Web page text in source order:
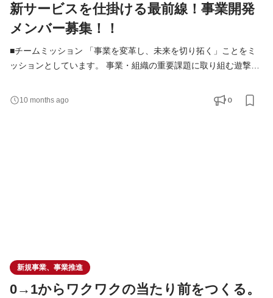
新サービスを仕掛ける最前線！事業開発
メンバー募集！！
■チームミッション 「事業を変革し、未来を切り拓く」ことをミ
ッションとしています。 事業・組織の重要課題に取り組む遊撃部
心となります。 3~6ヶ月で成果を出し、次のプロジェクトへ移行
します。 3~5個ほどのプロジェクトを同時並行で推進します。 ■
10 months ago 0
新規事業、事業推進
0→1からワクワクの当たり前をつくる。